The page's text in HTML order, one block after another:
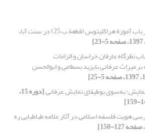
ملاحظاتی در باب آموزة هراکلیتوس (قطعة ب 25) در سنت آباء
نظرگاه عارفان خراسان و الزامات
میراث عرفانی بایزید بسطامی و ابوالحسن
به‌سوی بوطیقای نمایش عرفانی [دوره 15،
هویت فلسفه اسلامی در آثار علامه طباطبایی ره